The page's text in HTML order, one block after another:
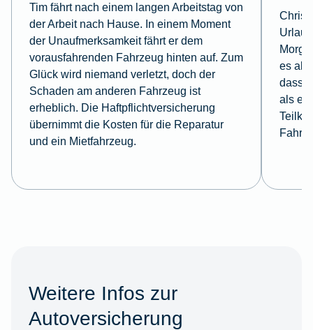
Tim fährt nach einem langen Arbeitstag von
der Arbeit nach Hause. In einem Moment
der Unaufmerksamkeit fährt er dem
vorausfahrenden Fahrzeug hinten auf. Zum
Glück wird niemand verletzt, doch der
Schaden am anderen Fahrzeug ist
erheblich. Die Haftpflichtversicherung
übernimmt die Kosten für die Reparatur
und ein Mietfahrzeug.
es
dass
als
Weitere Infos zur
Autoversicherung